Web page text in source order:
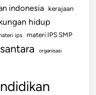
indonesia kerajaan
hidup
ips materi IPS SMP
organisasi